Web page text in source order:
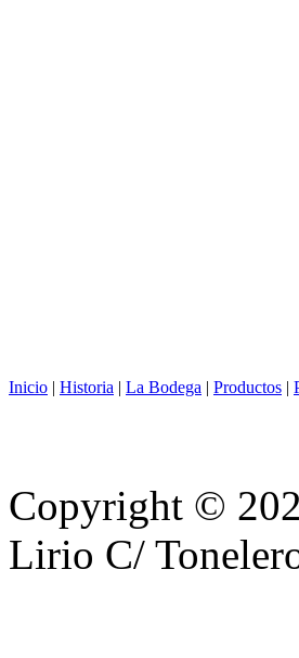
Inicio | Historia | La Bodega | Productos |
Copyright ©
Lirio C/